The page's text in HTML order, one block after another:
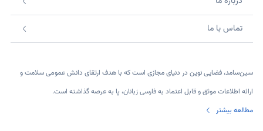
تماس با ما
سین‌سامد، فضایی نوین در دنیای مجازی است که با هدف ارتقای دانش عمومی سلامت و
ارائه اطلاعات موثق و قابل اعتماد به فارسی زبانان، پا به عرصه گذاشته است.
مطالعه بیشتر